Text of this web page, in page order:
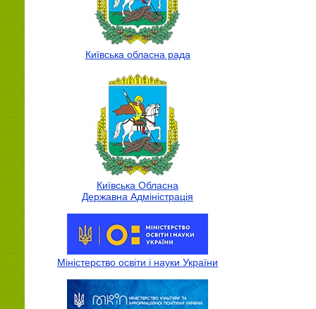
Київська обласна рада
Київська Обласна
Державна Адмiнiстрацiя
Міністерство освіти і науки України